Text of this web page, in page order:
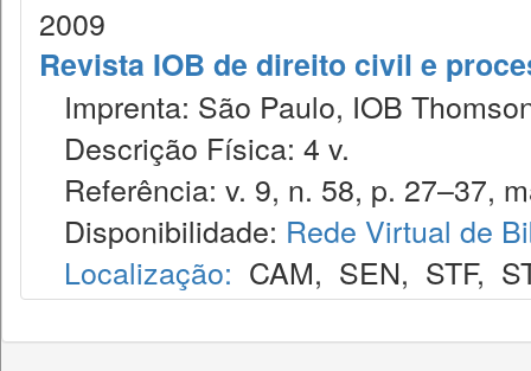
2009
Revista IOB de direito civil e
Imprenta: São Paulo, IOB
Descrição Física: 4 v.
Referência: v. 9, n. 58, p. 27–37,
Disponibilidade: Rede Virtual de
Localização: CAM, SEN, STF,